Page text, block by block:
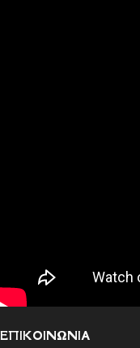
ΕΠΙΚΟΙΝΩΝΙΑ